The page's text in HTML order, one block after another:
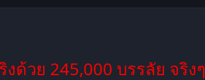
ด้วย 245,000 บรรลัย จริงๆ